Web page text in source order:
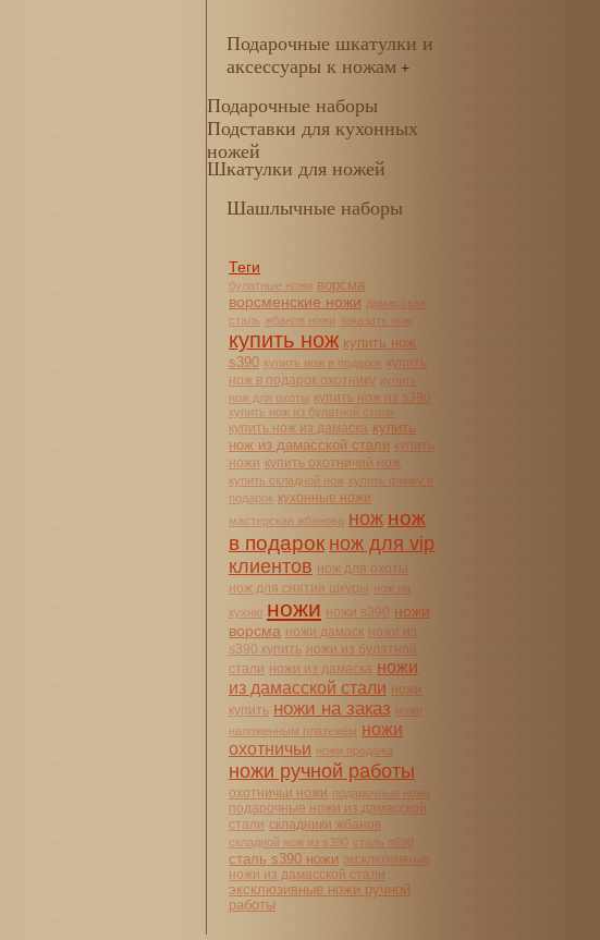
Подарочные шкатулки и
аксессуары к ножам +
Подарочные наборы
Подставки для кухонных
ножей
Шкатулки для ножей
Шашлычные наборы
Теги
булатные ножи ворсма
ворсменские ножи дамасская
сталь жбанов ножи заказать нож
купить нож купить нож
s390 купить нож в подарок купить
нож в подарок охотнику купить
нож для охоты купить нож из s390
купить нож из булатной стали
купить нож из дамаска купить
нож из дамасской стали купить
ножи купить охотничий нож
купить складной нож купить финку в
подарок кухонные ножи
мастерская жбанова нож нож
в подарок нож для vip
клиентов нож для охоты
нож для снятия шкуры нож на
кухню ножи ножи s390 ножи
ворсма ножи дамаск ножи из
s390 купить ножи из булатной
стали ножи из дамаска ножи
из дамасской стали ножи
купить ножи на заказ ножи
наложенным платежём ножи
охотничьи ножи продажа
ножи ручной работы
охотничьи ножи подарочные ножи
подарочные ножи из дамасской
стали складники жбанов
складной нож из s390 сталь n690
сталь s390 ножи эксклюзивные
ножи из дамасской стали
эксклюзивные ножи ручной
работы